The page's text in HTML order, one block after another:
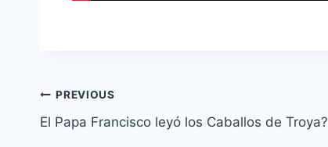
Navegación
de
PREVIOUS
El Papa Francisco leyó los Caballos de Troya?